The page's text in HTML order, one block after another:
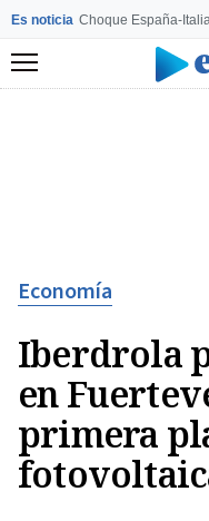
Es noticia Choque España-
Menú
Economía
Iberdrola
en
primera